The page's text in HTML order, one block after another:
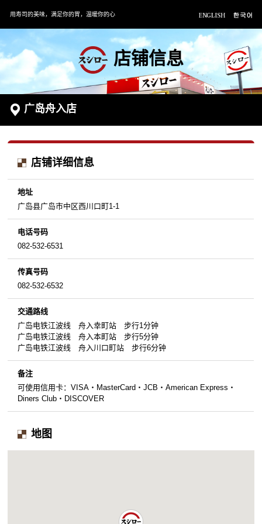
用寿司的美味，满足你的胃，温暖你的心
店铺信息
广岛舟入店
店铺详细信息
地址
广岛县广岛市中区西川口町1-1
电话号码
082-532-6531
传真号码
082-532-6532
交通路线
广岛电铁江波线 舟入幸町站 步行1分钟
广岛电铁江波线 舟入本町站 步行5分钟
广岛电铁江波线 舟入川口町站 步行6分钟
备注
可使用信用卡：VISA・MasterCard・JCB・American Express・
Diners Club・DISCOVER
地图